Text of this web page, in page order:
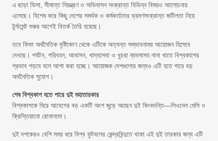
এ ছাড়া ভিসা, সীমান্ত নিয়ন্ত্রণ ও অভিবাসন সংক্রান্ত বিভিন্ন বিষয়ও আলোচনায়
এসেছে। বিশেষ করে কিছু দেশের সমর্থক ও কর্মকর্তাদের ভ্রমণসংক্রান্ত জটিলতা নিয়ে
টুর্নামেন্ট শুরুর আগেই বিতর্ক তৈরি হয়েছে।
তবে ফিফা অর্থনৈতিক দৃষ্টিকোণ থেকে এটিকে অত্যন্ত সম্ভাবনাময় আয়োজন হিসেবে
দেখছে। পর্যটন, পরিবহন, আবাসন, খাদ্যসেবা ও খুচরা ব্যবসাসহ নানা খাতে বিশ্বকাপের
প্রভাব পড়বে বলে আশা করা হচ্ছে। আয়োজক দেশগুলোর জন্যও এটি হতে পারে বড়
অর্থনৈতিক সুযোগ।
শেষ বিশ্বকাপ হতে পারে দুই মহাতারকার
বিশ্বকাপকে ঘিরে আবেগের বড় একটি অংশ জুড়ে আছেন দুই কিংবদন্তি—লিওনেল মেসি ও
ক্রিস্তিয়ানো রোনালদো।
দুই দশকেরও বেশি সময় ধরে বিশ্ব ফুটবলের কেন্দ্রবিন্দুতে থাকা এই দুই তারকার জন্য এটি